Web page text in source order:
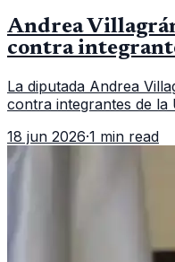
Andrea
contra
La diputada Andrea
contra integrantes de la
18 jun 2026·1 min read